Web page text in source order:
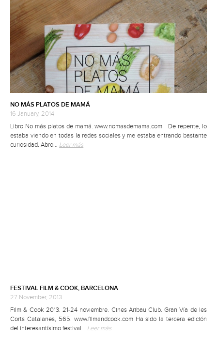
NO MÁS PLATOS DE MAMÁ
16 January, 2014
Libro No más platos de mamá. www.nomasdemama.com De repente, lo
estaba viendo en todas la redes sociales y me estaba entrando bastante
curiosidad. Abro… Leer más
FESTIVAL FILM & COOK, BARCELONA
27 November, 2013
Film & Cook 2013. 21-24 noviembre. Cines Aribau Club. Gran Vía de les
Corts Catalanes, 565. www.filmandcook.com Ha sido la tercera edición
del interesantísimo festival… Leer más